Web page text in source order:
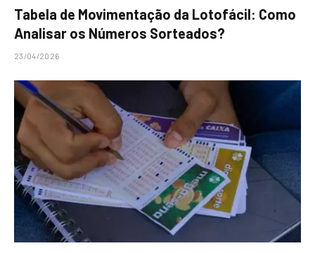
Tabela de Movimentação da Lotofácil: Como
Analisar os Números Sorteados?
23/04/2026